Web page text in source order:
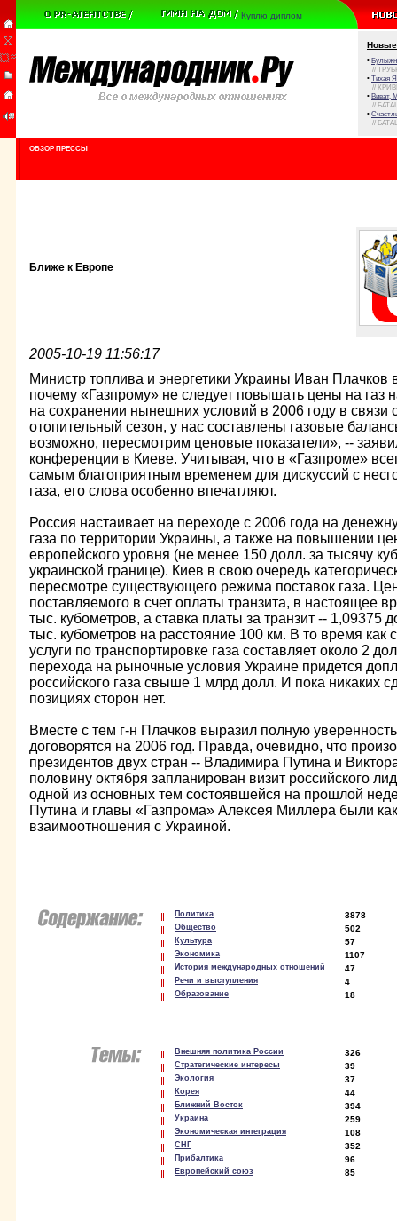
Куплю диплом
Новые
•
//
• Тихая
//
• Виват,
//
•
//
ОБЗОР ПРЕССЫ
Ближе к Европе
2005-10-19 11:56:17
Министр топлива и энергетики Украины Иван Плачков
почему «Газпрому» не следует повышать цены на газ
на сохранении нынешних условий в 2006 году в связи
отопительный сезон, у нас составлены газовые
возможно, пересмотрим ценовые показатели», --
конференции в Киеве. Учитывая, что в «Газпроме»
самым благоприятным временем для дискуссий с
газа, его слова особенно впечатляют.
Россия настаивает на переходе с 2006 года на
газа по территории Украины, а также на повышении
европейского уровня (не менее 150 долл. за тысячу
украинской границе). Киев в свою очередь
пересмотре существующего режима поставок газа.
поставляемого в счет оплаты транзита, в настоящее
тыс. кубометров, а ставка платы за транзит -- 1,09375
тыс. кубометров на расстояние 100 км. В то время как
услуги по транспортировке газа составляет около 2
перехода на рыночные условия Украине придется
российского газа свыше 1 млрд долл. И пока никаких
позициях сторон нет.
Вместе с тем г-н Плачков выразил полную
договорятся на 2006 год. Правда, очевидно, что
президентов двух стран -- Владимира Путина и
половину октября запланирован визит российского
одной из основных тем состоявшейся на прошлой
Путина и главы «Газпрома» Алексея Миллера были
взаимоотношения с Украиной.
Политика 3878
Общество 502
Культура 57
Экономика 1107
История международных отношений 47
Речи и выступления 4
Образование 18
Внешняя политика России 326
Стратегические интересы 39
Экология 37
Корея 44
Ближний Восток 394
Украина 259
Экономическая интеграция 108
СНГ 352
Прибалтика 96
Европейский союз 85